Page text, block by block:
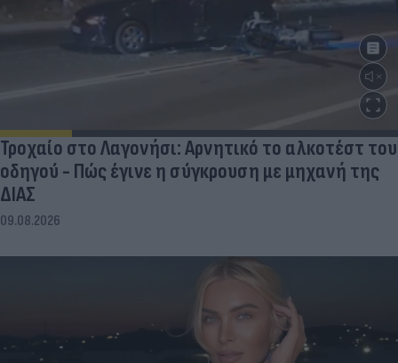
Τροχαίο στο Λαγονήσι: Αρνητικό το αλκοτέστ του
οδηγού - Πώς έγινε η σύγκρουση με μηχανή της
ΔΙΑΣ
09.08.2026